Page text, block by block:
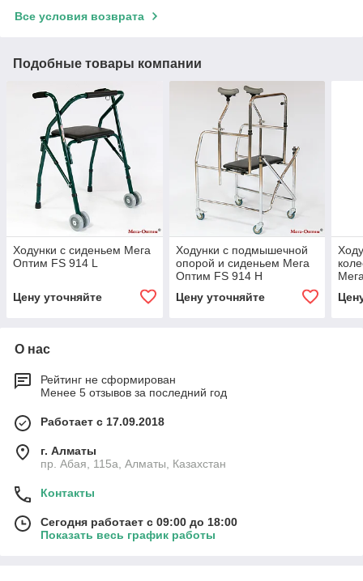
Все условия возврата
Подобные товары компании
Ходунки с сиденьем Мега
Оптим FS 914 L
Цену уточняйте
Ходунки с подмышечной
опорой и сиденьем Мега
Оптим FS 914 H
Цену уточняйте
О нас
Рейтинг не сформирован
Менее 5 отзывов за последний год
Работает с 17.09.2018
г. Алматы
пр. Абая, 115а, Алматы, Казахстан
Контакты
Сегодня работает с 09:00 до 18:00
Показать весь график работы